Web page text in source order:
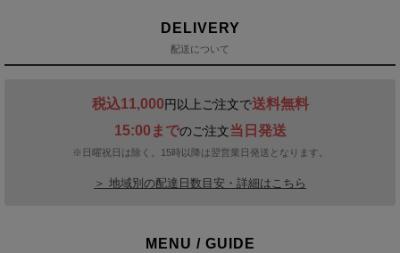
DELIVERY
配送について
税込11,000円以上ご注文で送料無料
15:00までのご注文当日発送
※日曜祝日は除く。15時以降は翌営業日発送となります。
＞ 地域別の配達日数目安・詳細はこちら
MENU / GUIDE